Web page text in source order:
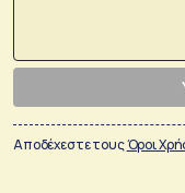
Αποδέχεστε τουςΌροι